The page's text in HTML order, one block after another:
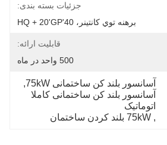
جزئیات بسته بندی:
برهنه توي کانتينر، 40'HQ + 20'GP
قابلیت ارائه:
500 واحد در ماه
آسانسور بلند کن ساختمانی 75kW
,
آسانسور بلند کن ساختمانی کاملا
اتوماتیک
, 75kW بلند کردن ساختمان